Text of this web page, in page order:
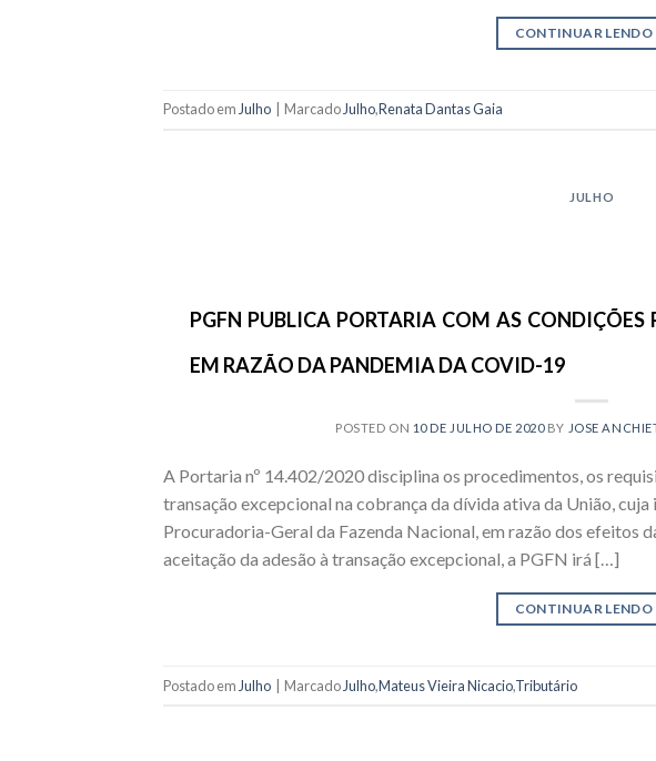
CONTINUAR LENDO
Postado em Julho Marcado Julho,Renata Dantas Gaia
JULHO
PGFN PUBLICA PORTARIA COM AS
EM RAZÃO DA PANDEMIA DA COVID-19
POSTED ON 10 DE JULHO DE 2020BY JOSE
A Portaria nº 14.402/2020 disciplina os procedimentos, os
transação excepcional na cobrança da dívida ativa da União,
Procuradoria-Geral da Fazenda Nacional, em razão dos efeitos
aceitação da adesão à transação excepcional, a PGFN irá […]
CONTINUAR LENDO
Postado em Julho Marcado Julho,Mateus Vieira Nicacio,Tributário